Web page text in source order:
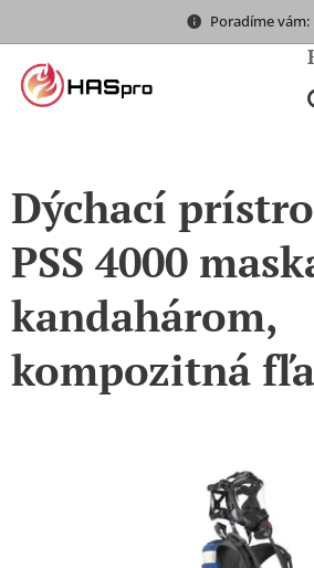
Poradíme vám:
Dýchací
PSS 4000
kandahárom,
kompozitná